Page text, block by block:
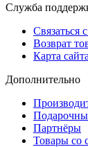
Служба
Связаться
Возврат
Карта сайта
Дополнительно
Партнёры
Товары со